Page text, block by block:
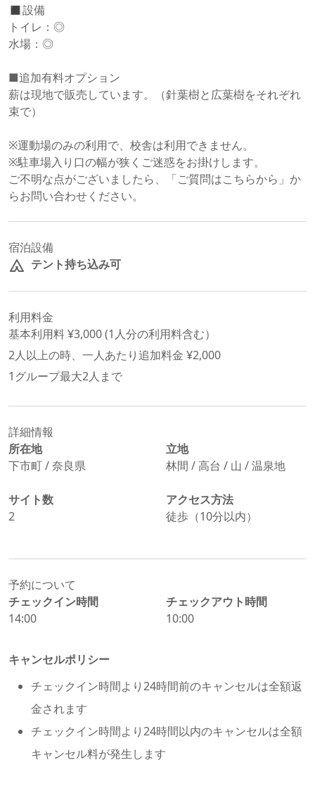
◼️設備
トイレ：◎
水場：◎
■追加有料オプション
薪は現地で販売しています。（針葉樹と広葉樹をそれぞれ
束で）
※運動場のみの利用で、校舎は利用できません。
※駐車場入り口の幅が狭くご迷惑をお掛けします。
ご不明な点がございましたら、「ご質問はこちらから」か
らお問い合わせください。
宿泊設備
テント持ち込み可
利用料金
基本利用料 ¥3,000 (1 人分の利用料含む）
2人以上の時、一人あたり追加料金 ¥2,000
1グループ最大2人まで
詳細情報
所在地
下市町/奈良県
立地
林間 / 高台 / 山 / 温泉地
サイト数
2
アクセス方法
徒歩（10分以内）
予約について
チェックイン時間
14:00
チェックアウト時間
10:00
キャンセルポリシー
チェックイン時間より24時間前のキャンセルは全額返
金されます
チェックイン時間より24時間以内のキャンセルは全額
キャンセル料が発生します